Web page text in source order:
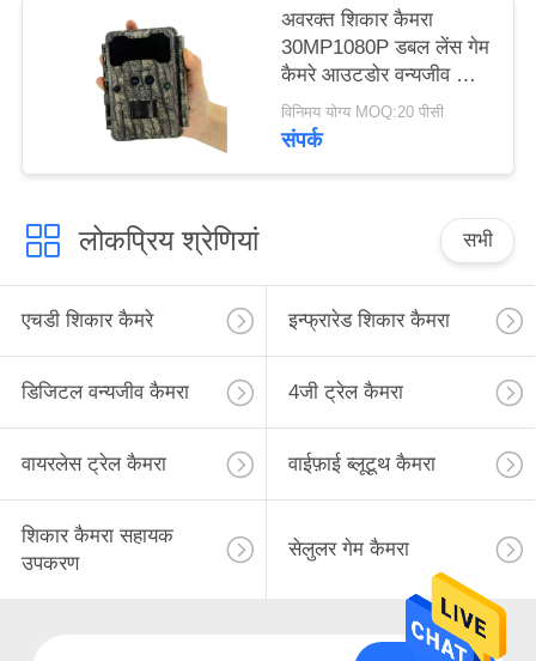
अवरक्त शिकार कैमरा
30MP1080P डबल लेंस गेम
कैमरे आउटडोर वन्यजीव जाल
के लिए जलरोधक 940nm
आईआर कैमरा
विनिमय योग्य MOQ:20 पीसी
संपर्क
लोकप्रिय श्रेणियां सभी
एचडी शिकार कैमरे इन्फ्रारेड शिकार कैमरा
डिजिटल वन्यजीव कैमरा 4जी ट्रेल कैमरा
वायरलेस ट्रेल कैमरा वाईफ़ाई ब्लूटूथ कैमरा
शिकार कैमरा सहायक
उपकरण
सेलुलर गेम कैमरा